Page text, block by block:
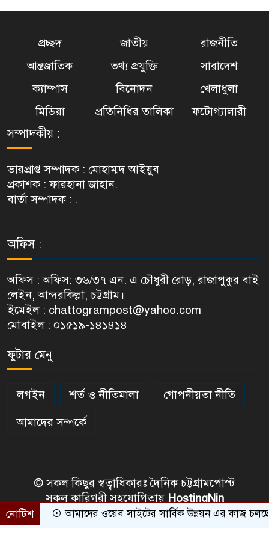
প্রচ্ছদ জাতীয়
রাজনীতি
আন্তজাতিক
তথ্য প্রযুক্তি
সারাদেশ
ক্যাম্পাস
বিনোদন
খেলাধুলা
মিডিয়া
প্রতিনিধির তালিকা ফটোগ্যালারী
সম্পাদকীয় :
ভারপ্রাপ্ত সম্পাদক : মোহাম্মদ আইয়ুব
প্রকাশক : ফারহানা জাহান.
বার্তা সম্পাদক : .
অফিস :
অফিস : অফিস: ৩৬/৩৭ এন. এ চৌধুরী রোড়, রাজাপুকুর বাই
লেইন, আন্দরকিল্লা, চট্টগ্রাম।
ইমেইল : chattogrampost@yahoo.com
মোবাইল : ০১৫১৯-১৪১৪১৪
ফুটার মেনু
লগইন শর্ত ও নীতিমালা
গোপনীয়তা নীতি
আমাদের সম্পর্কে
© সকল কিছুর স্বত্বাধিকারঃ দৈনিক চট্টগ্রামপোস্ট
সকল কারিগরী সহযোগিতায় HostingNin
নোটিশআমাদের ওয়েব সাইটের সার্বিক উন্নয়ন এর কাজ চলছে। কাজ